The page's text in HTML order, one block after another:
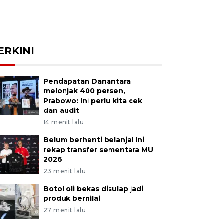
Pendapatan Danantara
melonjak 400 persen,
Prabowo: Ini perlu kita cek
dan audit
14 menit lalu
Belum berhenti belanja! Ini
rekap transfer sementara MU
2026
23 menit lalu
Botol oli bekas disulap jadi
produk bernilai
27 menit lalu